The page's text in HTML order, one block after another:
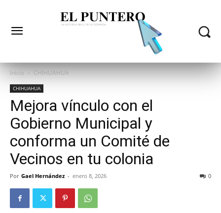
Inicio CHIHUAHUA
CHIHUAHUA
Mejora vínculo con el
Gobierno Municipal y
conforma un Comité de
Vecinos en tu colonia
Por Gael Hernández - enero 8, 2026 0